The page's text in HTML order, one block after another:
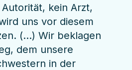
kein Arzt,
uns vor diesem
(…) Wir beklagen
dem unsere
in der